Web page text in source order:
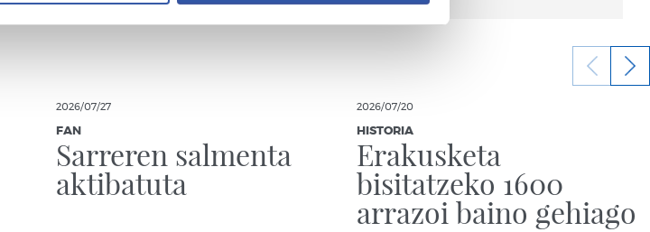
2026/07/27
FAN
Sarreren salmenta
aktibatuta
2026/07/20
HISTORIA
Erakusketa
bisitatzeko 1600
arrazoi baino gehiago